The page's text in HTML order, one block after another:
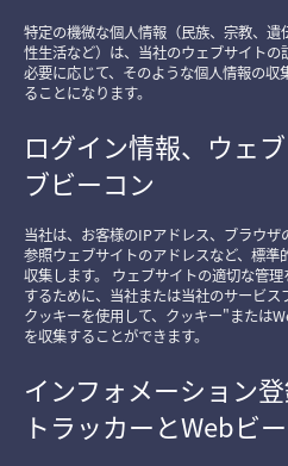
特定の機微な個人情報（民族、宗教、
性生活など）は、当社のウェブサイトの
必要に応じて、そのような個人情報の
ることになります。
ログイン情報、ウェ
ブビーコン
当社は、お客様のIPアドレス、ブラウザ
参照ウェブサイトのアドレスなど、標
収集します。 ウェブサイトの適切な管
するために、当社または当社のサービ
クッキーを使用して、クッキー"または
を収集することができます。
インフォメーション
トラッカーとWebビ